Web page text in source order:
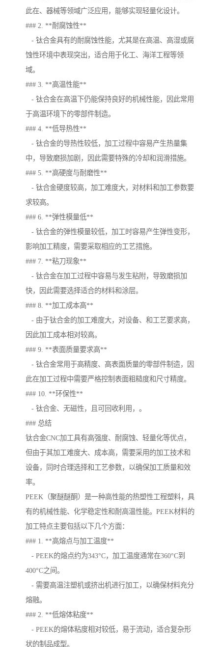
此在、器械等领域广泛应用，能够实现轻量化设计。
### 2. **耐腐蚀性**
- 钛合金具有的耐腐蚀性能，尤其是在高温、高湿或腐
蚀性环境中表现突出，适合用于化工、海洋工程等领
域。
### 3. **高温性能**
- 钛合金在高温下仍能保持良好的机械性能，因此常用
于高温环境下的零部件制造。
### 4. **低导热性**
- 钛合金的导热性较低，加工过程中容易产生热量集
中，导致磨损加剧，因此需要特殊的冷却和润滑措施。
### 5. **高硬度与耐磨性**
- 钛合金硬度较高，加工难度大，对材料和加工参数要
求较高。
### 6. **弹性模量低**
- 钛合金的弹性模量较低，加工时容易产生弹性变形，
影响加工精度，需要采取相应的工艺措施。
### 7. **粘刀现象**
- 钛合金在加工过程中容易与发生粘附，导致磨损加
快，因此需要选择适合的材料和涂层。
### 8. **加工成本高**
- 由于钛合金的加工难度大，对设备、和工艺要求高，
因此加工成本相对较高。
### 9. **表面质量要求高**
- 钛合金常用于高精度、高表面质量的零部件制造，因
此在加工过程中需要严格控制表面粗糙度和尺寸精度。
### 10. **环保性**
- 钛合金、无磁性，且可回收利用，。
### 总结
钛合金CNC加工具有高强度、耐腐蚀、轻量化等优点，
但由于其加工难度大、成本高，需要采用的加工技术和
设备，同时合理选择和工艺参数，以确保加工质量和效
率。
PEEK（聚醚醚酮）是一种高性能的热塑性工程塑料，具
有的机械性能、化学稳定性和耐高温性能。PEEK材料的
加工特点主要包括以下几个方面：
### 1. **高熔点与加工温度**
- PEEK的熔点约为343°C，加工温度通常在360°C到
400°C之间。
- 需要高温注塑机或挤出机进行加工，以确保材料充分
熔融。
### 2. **低熔体粘度**
- PEEK的熔体粘度相对较低，易于流动，适合复杂形
状的制品成型。